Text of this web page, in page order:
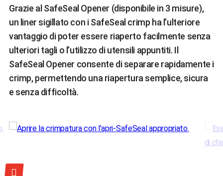
Grazie al SafeSeal Opener (disponibile in 3 misure),
un liner sigillato con i SafeSeal crimp ha l’ulteriore
vantaggio di poter essere riaperto facilmente senza
ulteriori tagli o l’utilizzo di utensili appuntiti. Il
SafeSeal Opener consente di separare rapidamente i
crimp, permettendo una riapertura semplice, sicura
e senza difficoltà.